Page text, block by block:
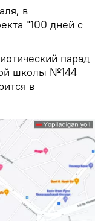
в
"100 дней с
парад
школы №144
в